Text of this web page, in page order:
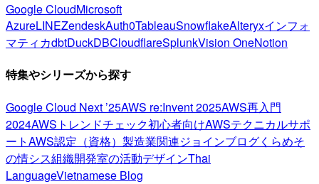
Google CloudMicrosoft
AzureLINEZendeskAuth0TableauSnowflakeAlteryxインフォ
マティカdbtDuckDBCloudflareSplunkVision OneNotion
特集やシリーズから探す
Google Cloud Next ’25AWS re:Invent 2025AWS再入門
2024AWSトレンドチェック初心者向けAWSテクニカルサポ
ートAWS認定（資格） 製造業関連ジョインブログくらめそ
の情シス組織開発室の活動デザインThai
LanguageVietnamese Blog